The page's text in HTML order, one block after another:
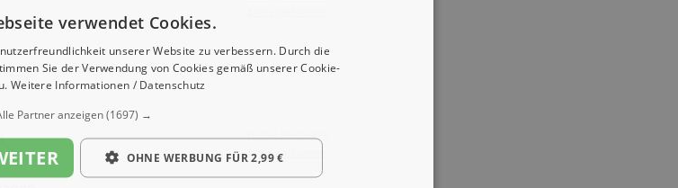
Eintrag aktivieren
verwendet Cookies.
unserer Website zu verbessern. Durch die
Sie der Verwendung von Cookies gemäß unserer Cookie-
Weitere Informationen / Datenschutz
Partner anzeigen(1697) →
OHNE WERBUNG FÜR 2,99 €